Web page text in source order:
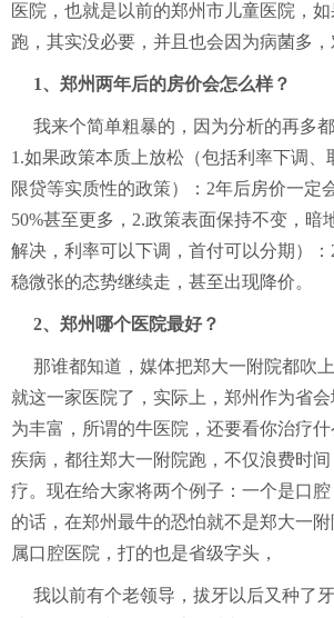
医院，也就是以前的郑州市儿童医院，
跑，其实没必要，并且也会因为病菌多，
1、郑州两年后的房价会怎么样？
我来个简单粗暴的，因为分析的再多
1.如果政策本质上放松（包括利率下调、
限贷等实质性的政策）：2年后房价一定
50%甚至更多，2.政策表面保持不变，暗
解决，利率可以下调，首付可以分期）
稳微张的态势继续走，甚至出现降价。
2、郑州哪个医院最好？
那谁都知道，媒体把郑大一附院都吹
就这一家医院了，实际上，郑州作为省
为丰富，所谓的牛医院，还要看你治疗
疾病，都往郑大一附院跑，不仅浪费时
疗。现在给大家将两个例子：一个是口
的话，在郑州最牛的恐怕就不是郑大一
属口腔医院，打的也是省级字头，
我以前有个老领导，拔牙以后又种了